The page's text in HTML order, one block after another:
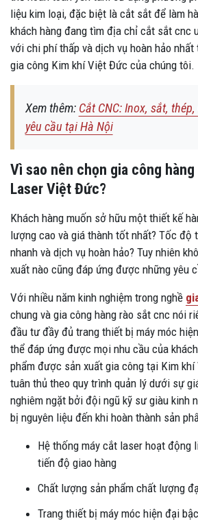
liệu kim loại, đặc biệt là cắt sắt để làm
khách hàng đang tìm địa chỉ cắt sắt cnc
với chi phí thấp và dịch vụ hoàn hảo
gia công Kim khí Việt Đức của chúng tôi.
Xem thêm: Cắt CNC: Inox, sắt,
yêu cầu tại Hà Nội
Vì sao nên chọn gia công
Laser Việt Đức?
Khách hàng muốn sở hữu một thiết kế
lượng cao và giá thành tốt nhất? Tốc độ
nhanh và dịch vụ hoàn hảo? Tuy nhiên
xuất nào cũng đáp ứng được những yêu
Với nhiều năm kinh nghiệm trong nghề
chung và gia công hàng rào sắt cnc nói
đầu tư đầy đủ trang thiết bị máy móc
thể đáp ứng được mọi nhu cầu của
phẩm được sản xuất gia công tại Kim
tuân thủ theo quy trình quản lý dưới sự
nghiêm ngặt bởi đội ngũ kỹ sư giàu kinh
bị nguyên liệu đến khi hoàn thành sản
Hệ thống máy cắt laser hoạt động
tiến độ giao hàng
Chất lượng sản phẩm chất lượng
Trang thiết bị máy móc hiện đại